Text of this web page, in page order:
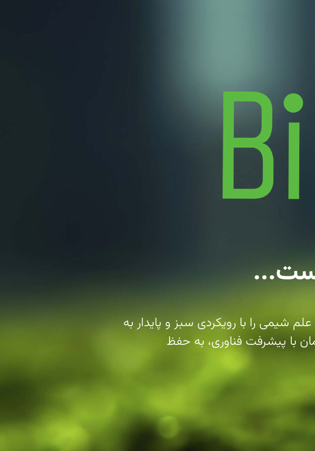
است...
شیمی را با رویکردی سبز و پایدار به
با پیشرفت فناوری، به حفظ